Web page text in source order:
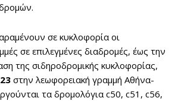
σε κυκλοφορία οι
σε επιλεγμένες διαδρομές, έως την
της σιδηροδρομικής κυκλοφορίας,
στην λεωφορειακή γραμμή Αθήνα-
τα δρομολόγια c50, c51, c56,